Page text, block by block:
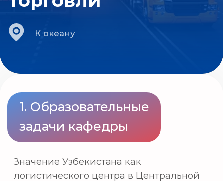
1. Образовательные
Значение Узбекистана как
Азии становится все более важным по
мере расширения торговли с
международными странами и
присоединения страны к Всемирной
торговой организации, руководящей
философией которой является
конкуренция. Это даст множество
возможностей как: